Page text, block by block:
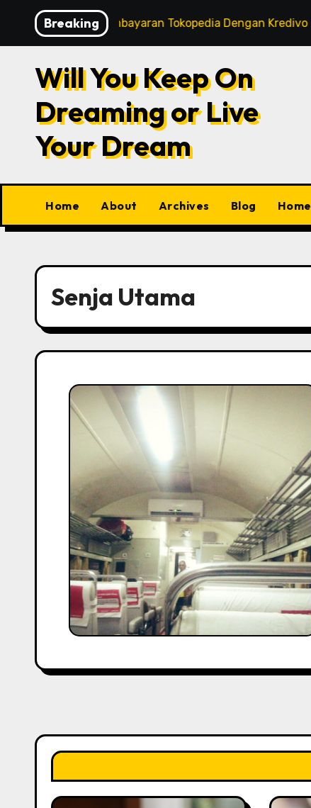
content
Breaking
Tips Pembayaran Tokopedia Dengan Kredivo
Will You Keep On
Dreaming or Live
Your Dream
Home About Archives Blog Home
Senja Utama